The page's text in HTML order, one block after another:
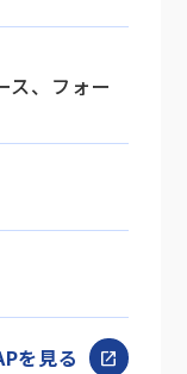
ス、フォー
を見る open_in_new